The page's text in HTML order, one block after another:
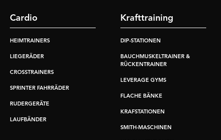
Cardio
HEIMTRAINERS
LIEGERÄDER
CROSSTRAINERS
SPRINTER FAHRRÄDER
RUDERGERÄTE
LAUFBÄNDER
Krafttraining
DIP-STATIONEN
BAUCHMUSKELTRAINER &
RÜCKENTRAINER
LEVERAGE GYMS
FLACHE BÄNKE
KRAFSTATIONEN
SMITH-MASCHINEN